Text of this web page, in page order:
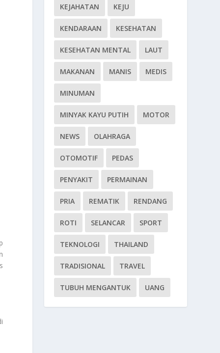
KEJAHATAN KEJU
KENDARAAN KESEHATAN
KESEHATAN MENTAL LAUT
MAKANAN MANIS MEDIS
MINUMAN
MINYAK KAYU PUTIH MOTOR
NEWS OLAHRAGA
OTOMOTIF PEDAS
PENYAKIT PERMAINAN
PRIA REMATIK RENDANG
ROTI SELANCAR SPORT
TEKNOLOGI THAILAND
TRADISIONAL TRAVEL
TUBUH MENGANTUK UANG